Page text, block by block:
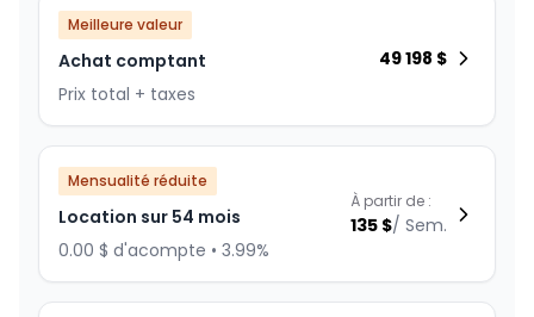
Meilleure valeur
Achat comptant
Prix total + taxes
49 198 $
Mensualité réduite
Location sur 54 mois
0.00 $ d'acompte • 3.99%
À partir de :
135 $/ Sem.